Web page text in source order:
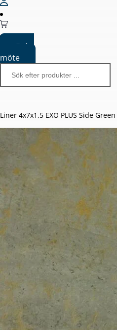
Boka
möte
Liner 4x7x1,5 EXO PLUS Side Green